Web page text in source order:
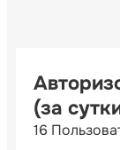
(за
16